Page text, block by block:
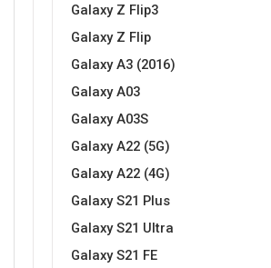
Galaxy Z Flip3
Galaxy Z Flip
Galaxy A3 (2016)
Galaxy A03
Galaxy A03S
Galaxy A22 (5G)
Galaxy A22 (4G)
Galaxy S21 Plus
Galaxy S21 Ultra
Galaxy S21 FE
Svijet životinja